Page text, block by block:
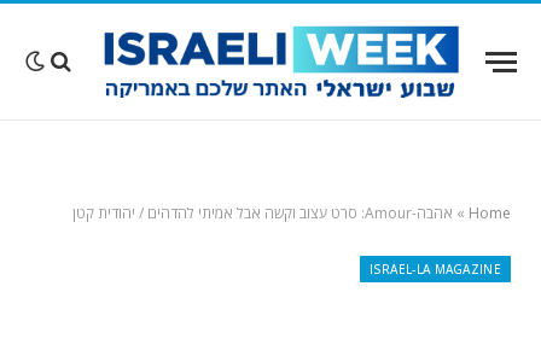
Home
» אהבה-Amour: סרט עצוב וקשה אבל אמיתי להדהים / יהודית קטן
ISRAEL-LA MAGAZINE